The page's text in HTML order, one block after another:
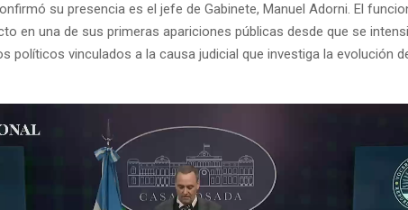
su presencia es el jefe de Gabinete, Manuel Adorni. El
en una de sus primeras apariciones públicas desde que se
políticos vinculados a la causa judicial que investiga la evolución